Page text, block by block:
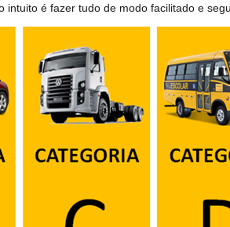
é fazer tudo de modo facilitado e